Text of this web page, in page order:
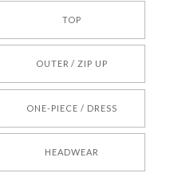
TOP
OUTER / ZIP UP
ONE-PIECE / DRESS
HEADWEAR